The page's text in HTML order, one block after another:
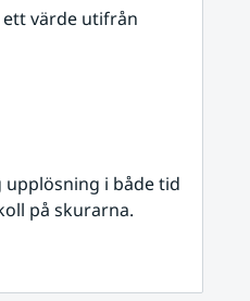
värde utifrån
i både tid
på skurarna.